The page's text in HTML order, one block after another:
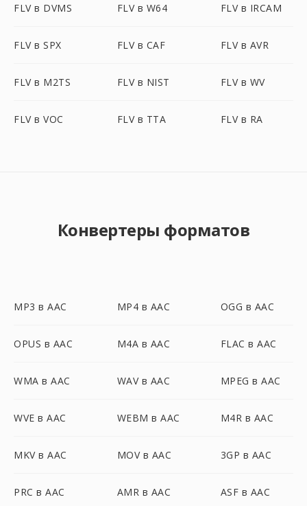
FLV в DVMS FLV в W64 FLV в IRCAM
FLV в SPX FLV в CAF FLV в AVR
FLV в M2TS FLV в NIST FLV в WV
FLV в VOC FLV в TTA FLV в RA
Конвертеры форматов
MP3 в AAC MP4 в AAC OGG в AAC
OPUS в AAC M4A в AAC FLAC в AAC
WMA в AAC WAV в AAC MPEG в AAC
WVE в AAC WEBM в AAC M4R в AAC
MKV в AAC MOV в AAC 3GP в AAC
PRC в AAC AMR в AAC ASF в AAC